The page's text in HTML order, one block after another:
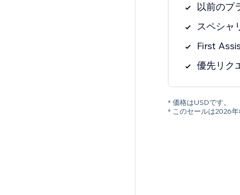
以前のプ
スペシャ
First
優先リク
* 価格はUSDです。
* このセールは2026